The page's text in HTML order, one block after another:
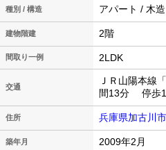
種別 / 構造 アパート / 木造
建物階建 2階
間取り一例 2LDK
交通
ＪＲ山陽本線
間13分 停歩
住所 兵庫県加古川
築年月 2009年2月